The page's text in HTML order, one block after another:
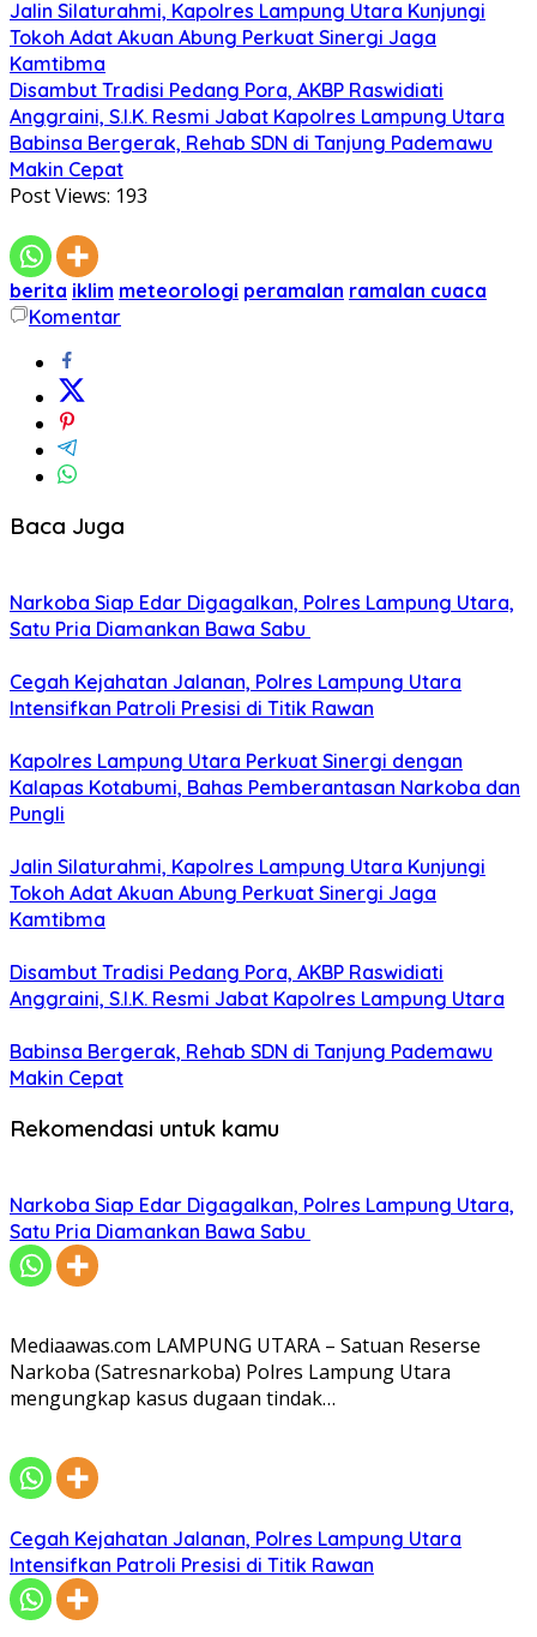
Jalin Silaturahmi, Kapolres Lampung Utara Kunjungi
Tokoh Adat Akuan Abung Perkuat Sinergi Jaga
Kamtibma
Disambut Tradisi Pedang Pora, AKBP Raswidiati
Anggraini, S.I.K. Resmi Jabat Kapolres Lampung Utara
Babinsa Bergerak, Rehab SDN di Tanjung Pademawu
Makin Cepat
Post Views: 193
berita iklim meteorologi peramalan ramalan cuaca
Komentar
Baca Juga
Narkoba Siap Edar Digagalkan, Polres Lampung Utara,
Satu Pria Diamankan Bawa Sabu
Cegah Kejahatan Jalanan, Polres Lampung Utara
Intensifkan Patroli Presisi di Titik Rawan
Kapolres Lampung Utara Perkuat Sinergi dengan
Kalapas Kotabumi, Bahas Pemberantasan Narkoba dan
Pungli
Jalin Silaturahmi, Kapolres Lampung Utara Kunjungi
Tokoh Adat Akuan Abung Perkuat Sinergi Jaga
Kamtibma
Disambut Tradisi Pedang Pora, AKBP Raswidiati
Anggraini, S.I.K. Resmi Jabat Kapolres Lampung Utara
Babinsa Bergerak, Rehab SDN di Tanjung Pademawu
Makin Cepat
Rekomendasi untuk kamu
Narkoba Siap Edar Digagalkan, Polres Lampung Utara,
Satu Pria Diamankan Bawa Sabu
Mediaawas.com LAMPUNG UTARA – Satuan Reserse
Narkoba (Satresnarkoba) Polres Lampung Utara
mengungkap kasus dugaan tindak…
Cegah Kejahatan Jalanan, Polres Lampung Utara
Intensifkan Patroli Presisi di Titik Rawan